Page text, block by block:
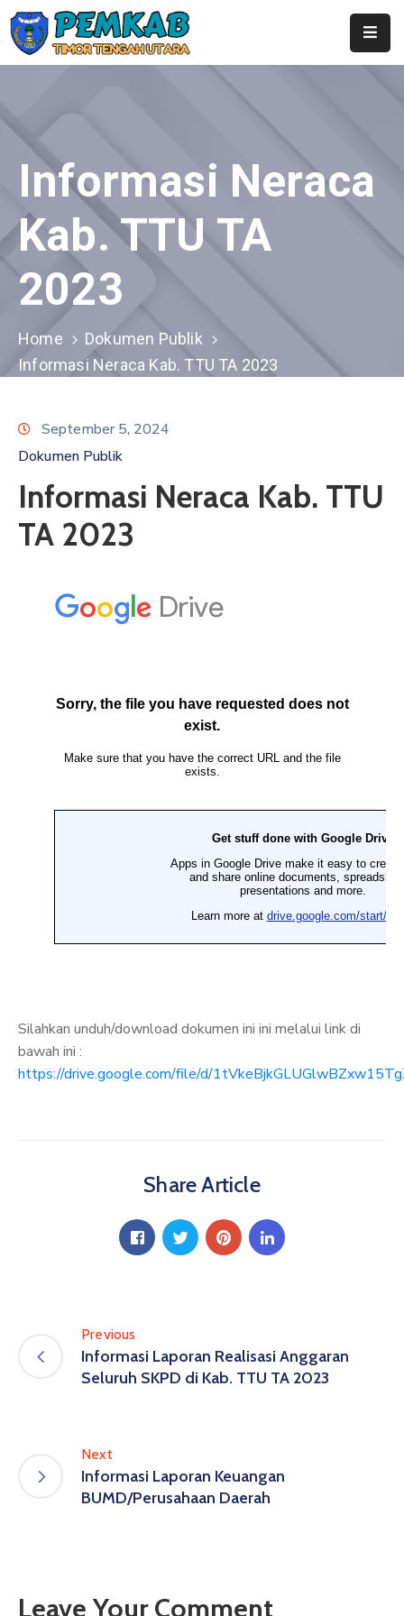
Pemerintahan
Berita
Layanan
Publikasi
Kontak
SubDomain
Informasi Neraca
Kab. TTU TA
2023
Home
Dokumen Publik
Informasi Neraca Kab. TTU TA 2023
September 5, 2024
Dokumen Publik
Informasi Neraca Kab. TTU
TA 2023
Silahkan unduh/download dokumen ini ini melalui link di
bawah ini :
https://drive.google.com/file/d/
Share Article
Previous
Informasi Laporan Realisasi Anggaran
Seluruh SKPD di Kab. TTU TA 2023
Next
Informasi Laporan Keuangan
BUMD/Perusahaan Daerah
Leave Your Comment